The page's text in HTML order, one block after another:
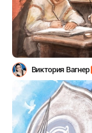
Виктория Вагнер